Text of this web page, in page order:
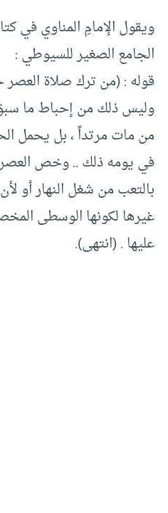
ويقول الإمامِ المناوي في
الجامع الصغير للسيوطي :
قوله : (من ترك صلاة العصر
وليس ذلك من إحباط ما
من مات مرتداً ، بل يحمل
في يومه ذلك .. وخص العصر
بالتعب من شغل النهار أو
غيرها لكونها الوسطى
عليها . (انتهى).